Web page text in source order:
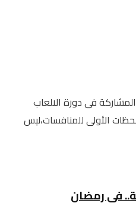
فى دورة الالعاب
الأولى للمنافسات،ليس
فى رمضان